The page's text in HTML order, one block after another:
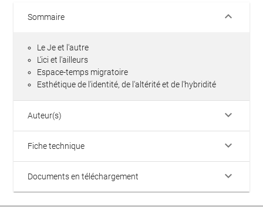
Sommaire keyboard_arrow_down
Le Je et l'autre
L'ici et l'ailleurs
Espace-temps migratoire
Esthétique de l'identité, de l'altérité et de l'hybridité
Auteur(s) keyboard_arrow_down
Fiche technique keyboard_arrow_down
Documents en téléchargement keyboard_arrow_down